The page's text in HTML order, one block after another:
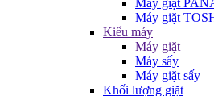
Máy giặt
Kiểu máy
Máy giặt
Máy sấy
Máy giặt sấy
Khối lượng giặt